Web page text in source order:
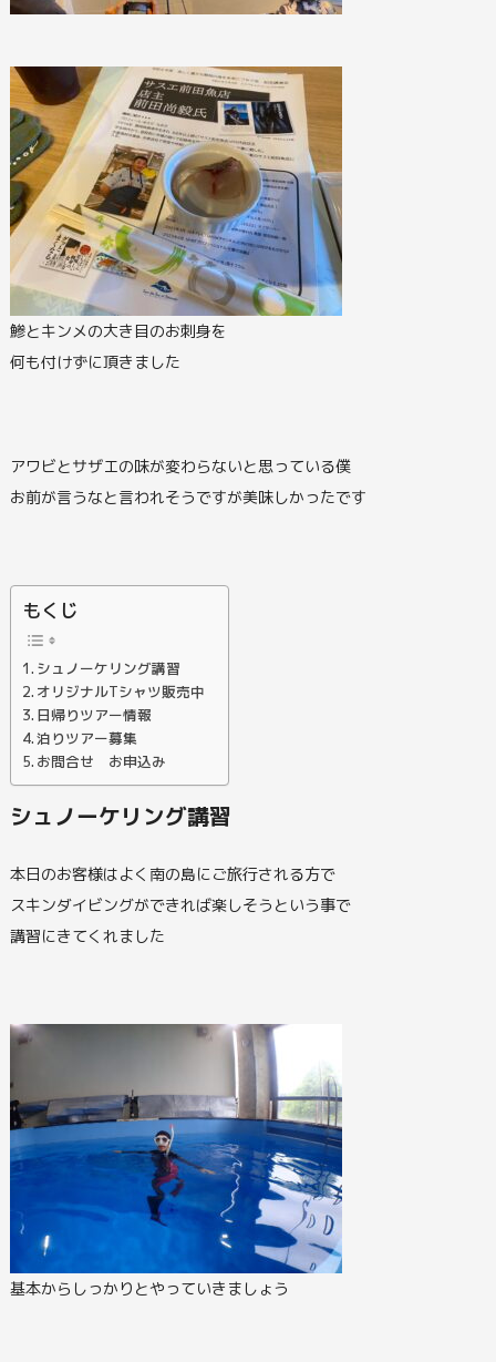
鯵とキンメの大き目のお刺身を
何も付けずに頂きました
アワビとサザエの味が変わらないと思っている僕
お前が言うなと言われそうですが美味しかったです
もくじ
シュノーケリング講習
オリジナルTシャツ販売中
日帰りツアー情報
泊りツアー募集
お問合せ お申込み
シュノーケリング講習
本日のお客様はよく南の島にご旅行される方で
スキンダイビングができれば楽しそうという事で
講習にきてくれました
基本からしっかりとやっていきましょう